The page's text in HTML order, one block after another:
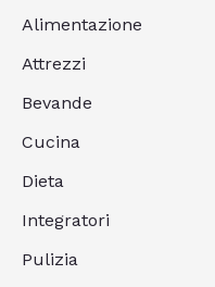
Alimentazione
Attrezzi
Bevande
Cucina
Dieta
Integratori
Pulizia